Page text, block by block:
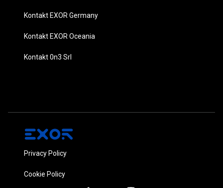
Kontakt EXOR Germany
Kontakt EXOR Oceania
Kontakt 0n3 Srl
Privacy Policy
Cookie Policy